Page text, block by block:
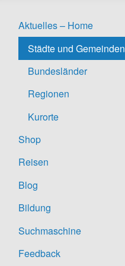
Aktuelles – Home
Städte und Gemeinden
Bundesländer
Regionen
Kurorte
Shop
Reisen
Blog
Bildung
Suchmaschine
Feedback